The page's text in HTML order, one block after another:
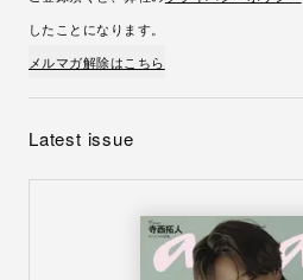
したことになります。
メルマガ解除はこちら
Latest issue